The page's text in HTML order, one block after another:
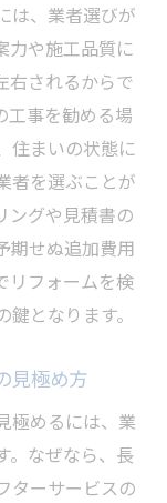
は、業者選びが
力や施工品質に
右されるからで
工事を勧める場
住まいの状態に
者を選ぶことが
ングや見積書の
期せぬ追加費用
リフォームを検
となります。
見極め方
極めるには、業
。なぜなら、長
ターサービスの